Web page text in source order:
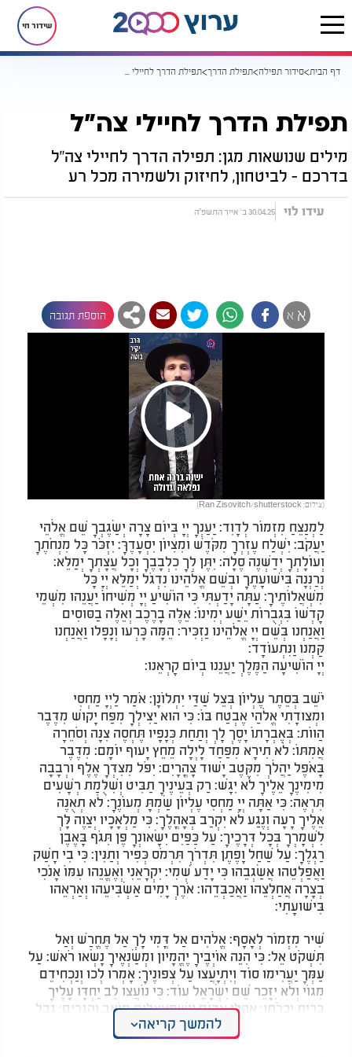
שידור חי
דף הבית סידור תפילה תפילת הדרך תפילת הדרך לחיילי צה"ל
תפילת הדרך לחיילי צה"ל
מילים שנושאות מגן: תפילה הדרך לחיילי צה"ל
בדרכם - לביטחון, לחיזוק ולשמירה מכל רע
עידו לוי 30.04.25 ב' אייר התשפ"ה
א א הוספת תגובה
Play
Video
(צילום: Ran Zisovitch/shutterstock)
לַמְנַצֵּחַ מִזְמוֹר לְדָוִד: יַעַנְךָ יְיָ בְּיוֹם צָרָה יְשַׂגֶּבְךָ שֵׁם אֱלֹהֵי
יַעֲקֹב: יִשְׁלַח עֶזְרְךָ מִקֹּדֶשׁ וּמִצִּיּוֹן יִסְעָדֶךָּ: יִזְכֹּר כָּל מִנְחֹתֶךָ
וְעוֹלָתְךָ יְדַשְּׁנֶה סֶלָה: יִתֶּן לְךָ כִלְבָבֶךָ וְכָל עֲצָתְךָ יְמַלֵּא:
נְרַנְּנָה בִּישׁוּעָתֶךָ וּבְשֵׁם אֱלֹהֵינוּ נִדְגֹּל יְמַלֵּא יְיָ כָּל
מִשְׁאֲלוֹתֶיךָ: עַתָּה יָדַעְתִּי כִּי הוֹשִׁיעַ יְיָ מְשִׁיחוֹ יַעֲנֵהוּ מִשְּׁמֵי
קָדְשׁוֹ בִּגְבֻרוֹת יֵשַׁע יְמִינוֹ: אֵלֶּה בָרֶכֶב וְאֵלֶּה בַסּוּסִים
וַאֲנַחְנוּ בְּשֵׁם יְיָ אֱלֹהֵינוּ נַזְכִּיר: הֵמָּה כָּרְעוּ וְנָפָלוּ וַאֲנַחְנוּ
קַּמְנוּ וַנִּתְעוֹדָד:
יְיָ הוֹשִׁיעָה הַמֶּלֶךְ יַעֲנֵנוּ בְיוֹם קָרְאֵנוּ:
יֹשֵׁב בְּסֵתֶר עֶלְיוֹן בְּצֵל שַׁדַּי יִתְלוֹנָן: אֹמַר לַיְיָ מַחְסִי
וּמְצוּדָתִי אֱלֹהַי אֶבְטַח בּוֹ: כִּי הוּא יַצִּילְךָ מִפַּח יָקוּשׁ מִדֶּבֶר
הַוּוֹת: בְּאֶבְרָתוֹ יָסֶךְ לָךְ וְתַחַת כְּנָפָיו תֶּחְסֶה צִנָּה וְסֹחֵרָה
אֲמִתּוֹ: לֹא תִירָא מִפַּחַד לָיְלָה מֵחֵץ יָעוּף יוֹמָם: מִדֶּבֶר
בָּאֹפֶל יַהֲלֹךְ מִקֶּטֶב יָשׁוּד צָהֳרָיִם: יִפֹּל מִצִּדְּךָ אֶלֶף וּרְבָבָה
מִימִינֶךָ אֵלֶיךָ לֹא יִגָּשׁ: רַק בְּעֵינֶיךָ תַבִּיט וְשִׁלֻּמַת רְשָׁעִים
תִּרְאֶה: כִּי אַתָּה יְיָ מַחְסִי עֶלְיוֹן שַׂמְתָּ מְעוֹנֶךָ: לֹא תְאֻנֶּה
אֵלֶיךָ רָעָה וְנֶגַע לֹא יִקְרַב בְּאָהֳלֶךָ: כִּי מַלְאָכָיו יְצַוֶּה לָּךְ
לִשְׁמָרְךָ בְּכָל דְּרָכֶיךָ: עַל כַּפַּיִם יִשָּׂאוּנְךָ פֶּן תִּגֹּף בָּאֶבֶן
רַגְלֶךָ: עַל שַׁחַל וָפֶתֶן תִּדְרֹךְ תִּרְמֹס כְּפִיר וְתַנִּין: כִּי בִי חָשַׁק
וַאֲפַלְּטֵהוּ אֲשַׂגְּבֵהוּ כִּי יָדַע שְׁמִי: יִקְרָאֵנִי וְאֶעֱנֵהוּ עִמּוֹ אָנֹכִי
בְצָרָה אֲחַלְּצֵהוּ וַאֲכַבְּדֵהוּ: אֹרֶךְ יָמִים אַשְׂבִּיעֵהוּ וְאַרְאֵהוּ
בִּישׁוּעָתִי:
שִׁיר מִזְמוֹר לְאָסָף: אֱלֹהִים אַל דֳּמִי לָךְ אַל תֶּחֱרַשׁ וְאַל
תִּשְׁקֹט אֵל: כִּי הִנֵּה אוֹיְבֶיךָ יֶהֱמָיוּן וּמְשַׂנְאֶיךָ נָשְׂאוּ רֹאשׁ: עַל
עַמְּךָ יַעֲרִימוּ סוֹד וְיִתְיָעֲצוּ עַל צְפוּנֶיךָ: אָמְרוּ לְכוּ וְנַכְחִידֵם
מִגּוֹי וְלֹא יִזָּכֵר שֵׁם יִשְׂרָאֵל עוֹד: כִּי נוֹעֲצוּ לֵב יַחְדָּו עָלֶיךָ
בְּרִית יִכְרֹתוּ: אָהֳלֵי אֱדוֹם וְיִשְׁמְעֵאלִים מוֹאָב וְהַגְרִים: גְּבָל
וְעַמּוֹן וַעֲמָלֵק פְּלֶשֶׁת עִם יֹשְׁבֵי צוֹר: גַּם אַשּׁוּר נִלְוָה עִמָּם
הָיוּ זְרוֹעַ לִבְנֵי לוֹט סֶלָה: עֲשֵׂה לָהֶם כְּמִדְיָן כְּסִיסְרָא כְיָבִין
להמשך קריאה